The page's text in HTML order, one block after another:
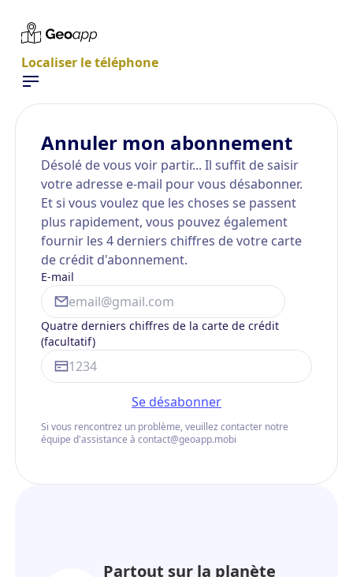
Localiser le téléphone
Partout sur la planète
Annuler mon abonnement
Désolé de vous voir partir... Il suffit de saisir
votre adresse e-mail pour vous désabonner.
Et si vous voulez que les choses se passent
plus rapidement, vous pouvez également
fournir les 4 derniers chiffres de votre carte
de crédit d'abonnement.
E-mail
Quatre derniers chiffres de la carte de crédit
(facultatif)
Se désabonner
Si vous rencontrez un problème, veuillez contacter notre
équipe d'assistance à contact@geoapp.mobi